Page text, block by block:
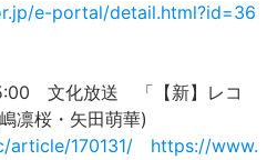
e-portal/detail.html?id=36
文化放送 「【新】レコ
凛桜・矢田萌華)
article/170131/
https://www.